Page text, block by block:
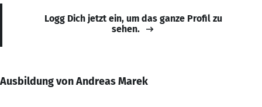
Logg Dich jetzt ein, um das ganze Profil zu
sehen.
Ausbildung von Andreas Marek